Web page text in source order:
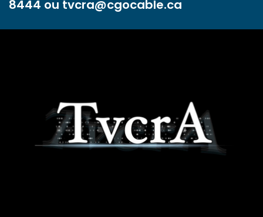
8444 ou tvcra@cgocable.ca